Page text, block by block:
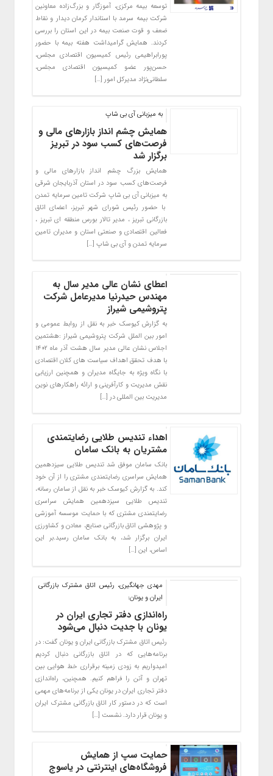
توسعه بیمه مرکزی، آموزگار و بزرگ‌زاده معاونین
شرکت بیمه سرمد با استاندار کرمان دیدار و نقاط
ضعف و قوت صنعت بیمه در این استان را بررسی
کردند. همایش گرامیداشت هفته بیمه با حضور
پورابراهیمی رئیس کمیسیون اقتصادی مجلس،
حسن‌پور عضو کمیسیون اقتصادی مجلس،
سلطانی‌نژاد مدیرکل امور […]
به میزبانی آی بی شاپ
همایش چشم انداز بازارهای مالی و
فرصت‌های کسب سود در تبریز
برگزار شد
همایش بزرگ چشم انداز بازارهای مالی و
فرصت‌های کسب سود در استان آذربایجان شرقی
به میزبانی آی بی شاپ شرکت تامین سرمایه تمدن
با حضور رئیس شورای شهر تبریز، اعضای اتاق
بازرگانی تبریز ، مدیر تالار بورس منطقه ای تبریز ،
فعالین اقتصادی و صنعتی استان و مدیران تامین
سرمایه تمدن و آی بی شاپ […]
اعطای نشان عالی مدیر سال به
مهندس حیدرنیا مدیرعامل شرکت
پتروشیمی شیراز
به گزارش کیوسک خبر به نقل از روابط عمومی و
امور بین الملل شرکت پتروشیمی شیراز :هشتمین
اجلاس نشان عالی مدیر سال هشت آذر ماه ۱۴۰۲
با هدف تحقق اهداف سیاست های کلان اقتصادی
با نگاه ویژه به جایگاه مدیران و همچنین ارزیابی
نقش مدیریت و کارآفرینی و ارائه راهکارهای نوین
مدیریت بین المللی در […]
اهداء تندیس طلایی رضایتمندی
مشتریان به بانک سامان
بانک سامان موفق شد تندیس طلایی سیزدهمین
همایش سراسری رضایتمندی مشتری را از آن خود
کند. به گزارش کیوسک خبر به نقل از سامان رسانه،
تندیس طلایی سیزدهمین همایش سراسری
رضایتمندی مشتری که با حمایت موسسه آموزشی
و پژوهشی اتاق بازرگانی صنایع، معادن و کشاورزی
ایران برگزار شد، به بانک سامان رسید.بر این
اساس، این […]
مهدی جهانگیری، رئیس اتاق مشترک بازرگانی
ایران و یونان:
راه‌اندازی ‌دفتر تجاری ایران در
یونان با جدیت دنبال می‌شود
رئیس اتاق مشترک بازرگانی ایران و یونان گفت: در
برنامه‌هایی که در اتاق بازرگانی دنبال کردیم
امیدواریم به زودی زمینه برقراری خط هوایی بین
تهران و آتن را فراهم کنیم. همچنین، راه‌اندازی
دفتر تجاری ایران در یونان یکی از برنامه‌های مهمی
است که در دستور کار اتاق بازرگانی مشترک ایران
و یونان قرار دارد. نشست […]
حمایت سپ از همایش
فروشگاه‌های اینترنتی در یاسوج